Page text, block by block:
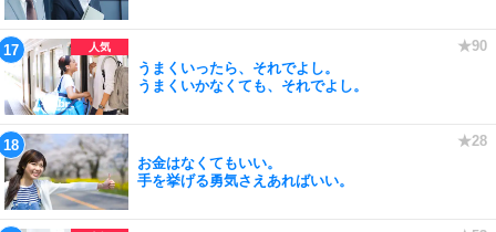
うまくいったら、それでよし。
うまくいかなくても、それでよし。
お金はなくてもいい。
手を挙げる勇気さえあればいい。